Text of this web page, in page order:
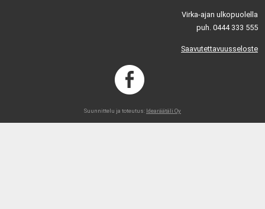
Virka-ajan ulkopuolella
puh. 0444 333 555
Saavutettavuusseloste
Suunnittelu ja toteutus: Idearäätäli Oy